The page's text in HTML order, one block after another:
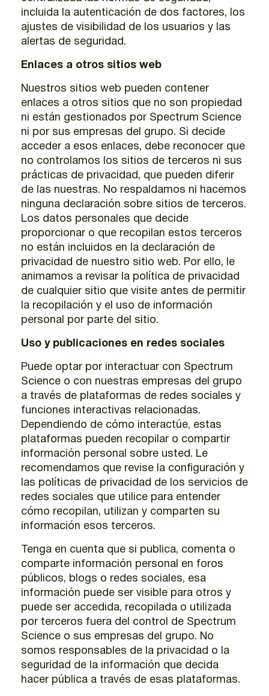
incluida la autenticación de dos factores, los
ajustes de visibilidad de los usuarios y las
alertas de seguridad.
Enlaces a otros sitios web
Nuestros sitios web pueden contener
enlaces a otros sitios que no son propiedad
ni están gestionados por Spectrum Science
ni por sus empresas del grupo. Si decide
acceder a esos enlaces, debe reconocer que
no controlamos los sitios de terceros ni sus
prácticas de privacidad, que pueden diferir
de las nuestras. No respaldamos ni hacemos
ninguna declaración sobre sitios de terceros.
Los datos personales que decide
proporcionar o que recopilan estos terceros
no están incluidos en la declaración de
privacidad de nuestro sitio web. Por ello, le
animamos a revisar la política de privacidad
de cualquier sitio que visite antes de permitir
la recopilación y el uso de información
personal por parte del sitio.
Uso y publicaciones en redes sociales
Puede optar por interactuar con Spectrum
Science o con nuestras empresas del grupo
a través de plataformas de redes sociales y
funciones interactivas relacionadas.
Dependiendo de cómo interactúe, estas
plataformas pueden recopilar o compartir
información personal sobre usted. Le
recomendamos que revise la configuración y
las políticas de privacidad de los servicios de
redes sociales que utilice para entender
cómo recopilan, utilizan y comparten su
información esos terceros.
Tenga en cuenta que si publica, comenta o
comparte información personal en foros
públicos, blogs o redes sociales, esa
información puede ser visible para otros y
puede ser accedida, recopilada o utilizada
por terceros fuera del control de Spectrum
Science o sus empresas del grupo. No
somos responsables de la privacidad o la
seguridad de la información que decida
hacer pública a través de esas plataformas.